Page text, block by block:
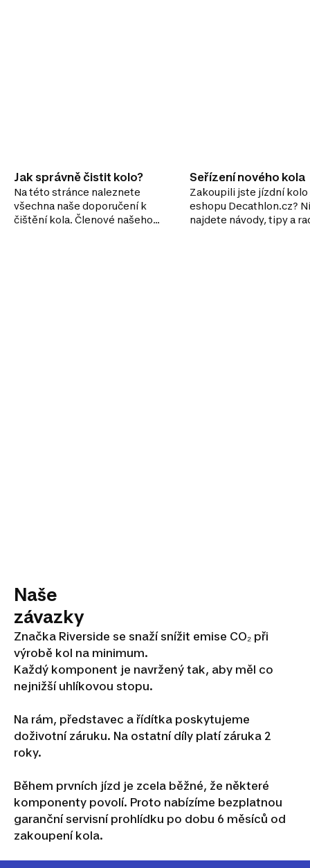
Jak správně čistit kolo?
Na této stránce naleznete
všechna naše doporučení k
čištění kola. Členové našeho
Seřízení nového kola
Zakoupili jste jízdní kolo
eshopu Decathlon.cz?
najdete návody, tipy a
Naše
závazky
Značka Riverside se snaží snížit emise CO₂ při
výrobě kol na minimum.
Každý komponent je navržený tak, aby měl co
nejnižší uhlíkovou stopu.
Na rám, představec a řídítka poskytujeme
doživotní záruku. Na ostatní díly platí záruka 2
roky.
Během prvních jízd je zcela běžné, že některé
komponenty povolí. Proto nabízíme bezplatnou
garanční servisní prohlídku po dobu 6 měsíců od
zakoupení kola.